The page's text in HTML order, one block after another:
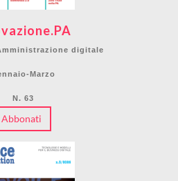
digitale
Marzo
N. 63
Abbonati